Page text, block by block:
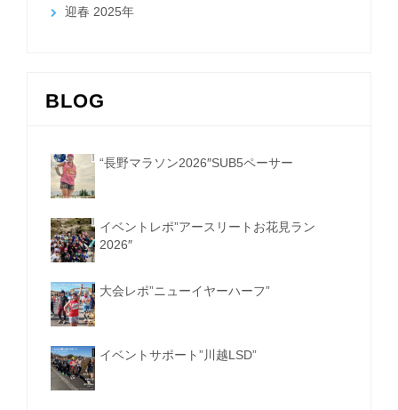
迎春 2025年
BLOG
“長野マラソン2026″SUB5ペーサー
イベントレポ”アースリートお花見ラン
2026″
大会レポ”ニューイヤーハーフ”
イベントサポート”川越LSD”